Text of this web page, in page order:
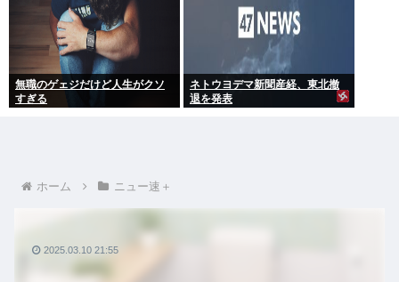
無職のゲェジだけど人生がクソ
すぎる
ネトウヨデマ新聞産経、東北撤
退を発表
ホーム ニュー速＋
2025.03.10 21:55